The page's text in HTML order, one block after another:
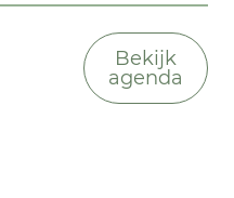
Bekijk
agenda